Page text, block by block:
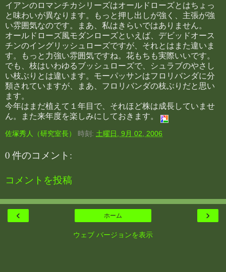
イアンのロマンチカシリーズはオールドローズとはちょっ
と味わいが異なります。もっと押し出しが強く、主張が強
い雰囲気なのです。まあ、私はきらいではありません。
オールドローズ風モダンローズといえば、デビッドオース
チンのイングリッシュローズですが、それとはまた違いま
す。もっと力強い雰囲気ですね。花もちも実際いいです。
でも、枝はいわゆるブッシュローズで、シュラブのやさし
い枝ぶりとは違います。モーパッサンはフロリバンダに分
類されていますが、まあ、フロリバンダの枝ぶりだと思い
ます。
今年はまだ植えて１年目で、それほど株は成長していませ
ん。また来年度を楽しみにしておきます。
佐塚秀人（研究室長） 時刻: 土曜日, 9月 02, 2006
0 件のコメント:
コメントを投稿
‹ ›
ホーム
ウェブ バージョンを表示